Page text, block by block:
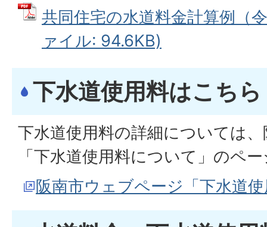
共同住宅の水道料金計算例（
ァイル: 94.6KB)
下水道使用料はこちら
下水道使用料の詳細については
「下水道使用料について」のペ
阪南市ウェブページ「下水道